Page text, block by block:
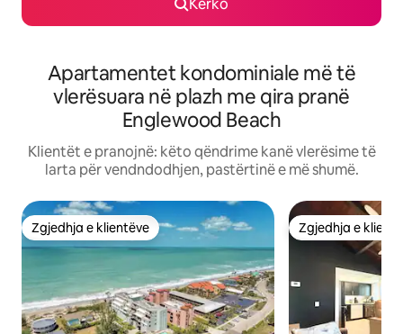
Kërko
Apartamentet kondominiale më të
vlerësuara në plazh me qira pranë
Englewood Beach
Klientët e pranojnë: këto qëndrime kanë vlerësime të
larta për vendndodhjen, pastërtinë e më shumë.
Zgjedhja e klientëve
Zgjedhja e klientëve Zgjedhja e
Zgjedhja e